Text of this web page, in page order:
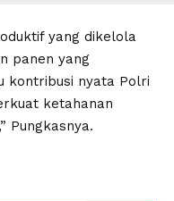
yang dikelola
panen yang
kontribusi nyata Polri
ketahanan
Pungkasnya.